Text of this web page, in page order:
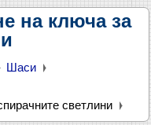
на ключа за
Шаси
светлини